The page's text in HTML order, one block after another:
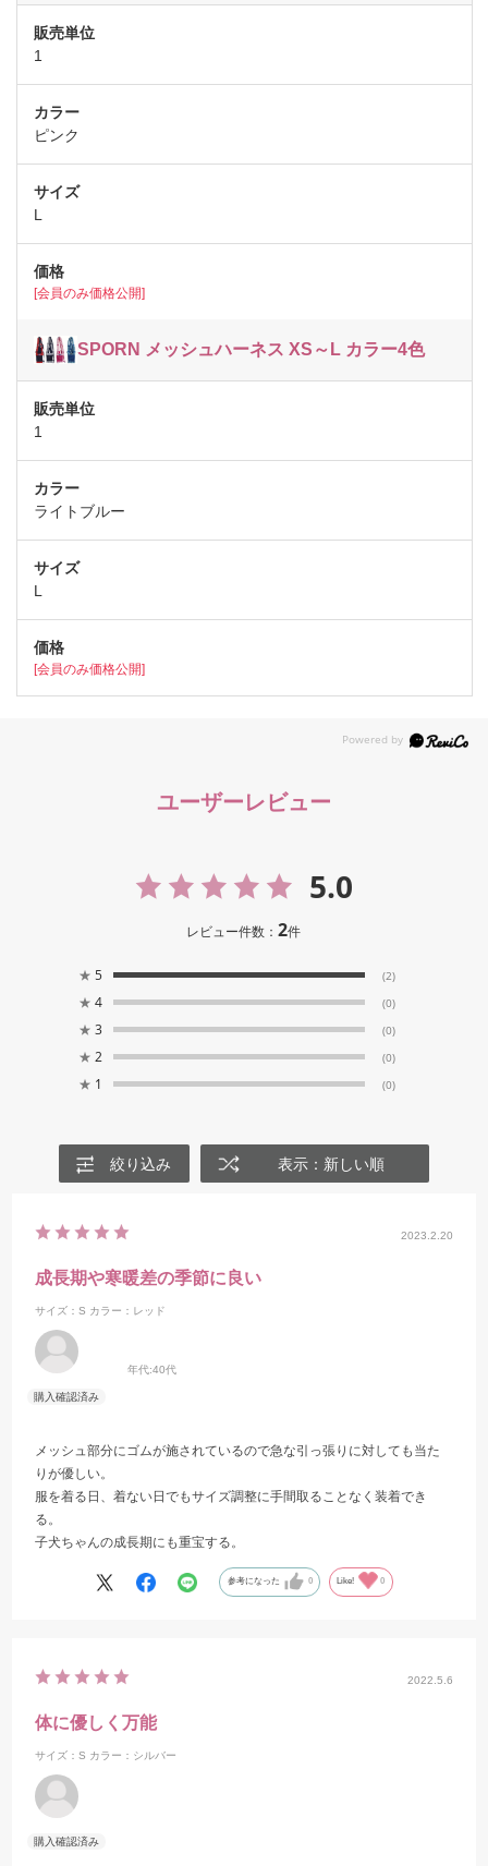
1
ピンク
L
[会員のみ価格公開]
SPORN メッシュハーネス XS～L カラー4色
1
ライトブルー
L
[会員のみ価格公開]
ユーザーレビュー
5.0
レビュー件数：2件
★ 5 (2)
★ 4 (0)
★ 3 (0)
★ 2 (0)
★ 1 (0)
絞り込み 表示：新しい順
2023.2.20
成長期や寒暖差の季節に良い
サイズ：S カラー：レッド
年代:40代
メッシュ部分にゴムが施されているので急な引っ張りに対しても当た
りが優しい。
服を着る日、着ない日でもサイズ調整に手間取ることなく装着でき
る。
子犬ちゃんの成長期にも重宝する。
参考になった 0 Like! 0
2022.5.6
体に優しく万能
サイズ：S カラー：シルバー